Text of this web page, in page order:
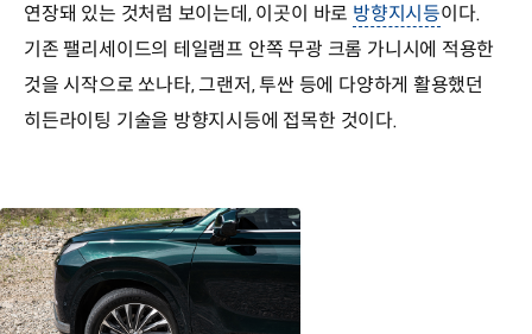
연장돼 있는 것처럼 보이는데, 이곳이 바로 방향지시등이다.
기존 팰리세이드의 테일램프 안쪽 무광 크롬 가니시에 적용한
것을 시작으로 쏘나타, 그랜저, 투싼 등에 다양하게 활용했던
히든라이팅 기술을 방향지시등에 접목한 것이다.